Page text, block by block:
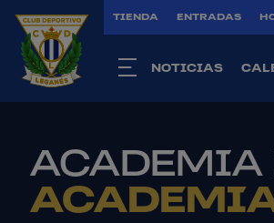
TIENDA ENTRADAS
NOTICIAS
ACADEMIA